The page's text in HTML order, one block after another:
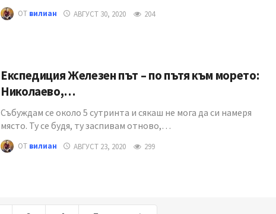
ОТ вилиан АВГУСТ 30, 2020 204
Експедиция Железен път – по пътя към морето:
Николаево,…
Събуждам се около 5 сутринта и сякаш не мога да си намеря
място. Ту се будя, ту заспивам отново,…
ОТ вилиан АВГУСТ 23, 2020 299